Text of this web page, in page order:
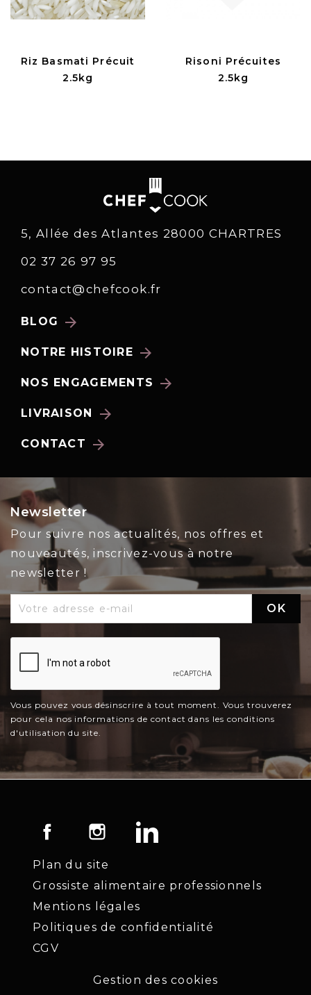
Riz Basmati Précuit
2.5kg
Risoni Précuites
2.5kg
5, Allée des Atlantes 28000 CHARTRES
02 37 26 97 95
contact@chefcook.fr
BLOG arrow_forward
NOTRE HISTOIRE arrow_forward
NOS ENGAGEMENTS arrow_forward
LIVRAISON arrow_forward
CONTACT arrow_forward
Newsletter
Pour suivre nos actualités, nos offres et
nouveautés, inscrivez-vous à notre
newsletter !
Vous pouvez vous désinscrire à tout moment. Vous trouverez
pour cela nos informations de contact dans les conditions
d'utilisation du site.
Facebook Instagram
Plan du site
Grossiste alimentaire professionnels
Mentions légales
Politiques de confidentialité
CGV
Gestion des cookies